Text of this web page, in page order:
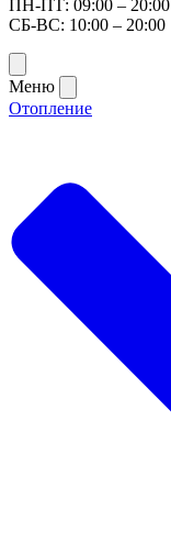
ПН-ПТ: 09:00 – 20:00
СБ-ВС: 10:00 – 20:00
Меню
Отопление